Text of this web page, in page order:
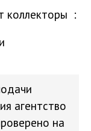
коллекторы :
агентство
на